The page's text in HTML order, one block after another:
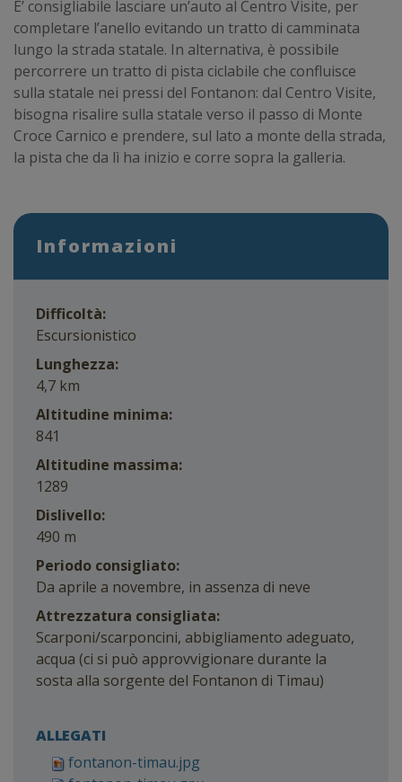
E’ consigliabile lasciare un’auto al Centro Visite, per
completare l’anello evitando un tratto di camminata
lungo la strada statale. In alternativa, è possibile
percorrere un tratto di pista ciclabile che confluisce
sulla statale nei pressi del Fontanon: dal Centro Visite,
bisogna risalire sulla statale verso il passo di Monte
Croce Carnico e prendere, sul lato a monte della strada,
la pista che da lì ha inizio e corre sopra la galleria.
Informazioni
Difficoltà:
Escursionistico
Lunghezza:
4,7 km
Altitudine minima:
841
Altitudine massima:
1289
Dislivello:
490 m
Periodo consigliato:
Da aprile a novembre, in assenza di neve
Attrezzatura consigliata:
Scarponi/scarponcini, abbigliamento adeguato,
acqua (ci si può approvvigionare durante la
sosta alla sorgente del Fontanon di Timau)
ALLEGATI
fontanon-timau.jpg